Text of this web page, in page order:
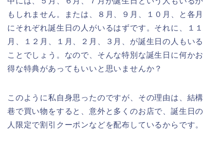
もしれません。または、８月、９月、１０月、と各月
にそれぞれ誕生日の人がいるはずです。それに、１１
月、１２月、１月、２月、３月、が誕生日の人もいる
ことでしょう。なので、そんな特別な誕生日に何かお
得な特典があってもいいと思いませんか？
このように私自身思ったのですが、その理由は、結構
巷で買い物をすると、意外と多くのお店で、誕生日の
人限定で割引クーポンなどを配布しているからです。